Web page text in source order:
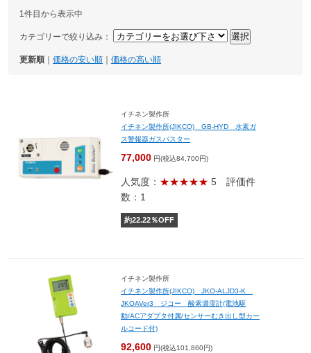
1件目から表示中
カテゴリーで絞り込み：
更新順 価格の安い順 価格の高い順
イチネン製作所
イチネン製作所(JIKCO) GB-HYD 水素ガ
ス警報器ガスバスター
77,000 円(税込84,700円)
人気度： ★★★★★ 5 評価件
数：1
約22.22％OFF
イチネン製作所
イチネン製作所(JIKCO) JKO-ALJD3-K
JKOAVer3 ジコー 酸素濃度計(電池駆
動/ACアダプタ付属/センサーむき出し型カー
ルコード付)
92,600 円(税込101,860円)